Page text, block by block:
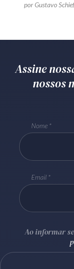
por Gustavo
Assine
nossos
Nome
Email
Ao informar